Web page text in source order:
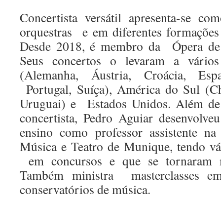
Concertista versátil apresenta-se
orquestras e em diferentes
Desde 2018, é membro da Ópera
Seus concertos o levaram a
(Alemanha, Áustria, Croácia,
Portugal, Suíça), América do Sul
Uruguai) e Estados Unidos. Além
concertista, Pedro Aguiar
ensino como professor assistente
Música e Teatro de Munique, tendo
em concursos e que se tornaram
Também ministra masterclasses
conservatórios de música.